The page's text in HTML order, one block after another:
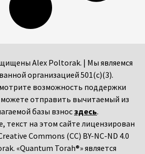
Alex Poltorak. | Мы являемся
организацией 501(c)(3).
возможность поддержки
отправить вычитаемый из
базы взнос здесь.
текст на этом сайте лицензирован
Commons (CC) BY-NC-ND 4.0
«Quantum Torah®» является